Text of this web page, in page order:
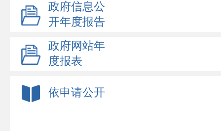
政府信息公
开年度报告
政府网站年
度报表
依申请公开